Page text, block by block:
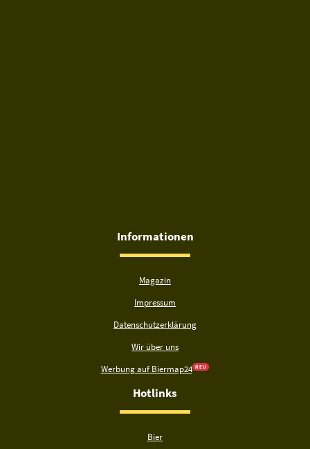
Informationen
Magazin
Impressum
Datenschutzerklärung
Wir über uns
Werbung auf Biermap24 N E U
Hotlinks
Bier